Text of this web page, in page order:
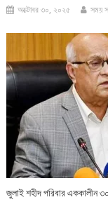
অক্টোবর ৩০, ২০২৫ সময়
জুলাই শহীদ পরিবার এককালীন